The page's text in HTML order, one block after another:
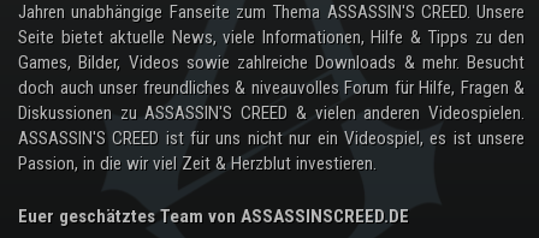
Jahren unabhängige Fanseite zum Thema ASSASSIN'S CREED. Unsere
Seite bietet aktuelle News, viele Informationen, Hilfe & Tipps zu den
Games, Bilder, Videos sowie zahlreiche Downloads & mehr. Besucht
doch auch unser freundliches & niveauvolles Forum für Hilfe, Fragen &
Diskussionen zu ASSASSIN'S CREED & vielen anderen Videospielen.
ASSASSIN'S CREED ist für uns nicht nur ein Videospiel, es ist unsere
Passion, in die wir viel Zeit & Herzblut investieren.
Euer geschätztes Team von ASSASSINSCREED.DE